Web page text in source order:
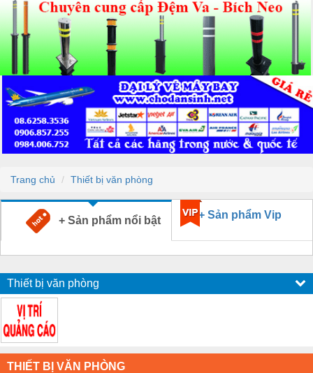
Trang chủ Thiết bị văn phòng
+ Sản phẩm nổi bật + Sản phẩm Vip
Thiết bị văn phòng
THIẾT BỊ VĂN PHÒNG